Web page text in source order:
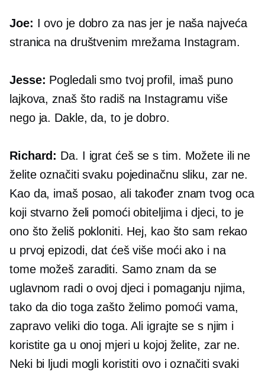
Joe: I ovo je dobro za nas jer je naša najveća
stranica na društvenim mrežama Instagram.
Jesse: Pogledali smo tvoj profil, imaš puno
lajkova, znaš što radiš na Instagramu više
nego ja. Dakle, da, to je dobro.
Richard: Da. I igrat ćeš se s tim. Možete ili ne
želite označiti svaku pojedinačnu sliku, zar ne.
Kao da, imaš posao, ali također znam tvog oca
koji stvarno želi pomoći obiteljima i djeci, to je
ono što želiš pokloniti. Hej, kao što sam rekao
u prvoj epizodi, dat ćeš više moći ako i na
tome možeš zaraditi. Samo znam da se
uglavnom radi o ovoj djeci i pomaganju njima,
tako da dio toga zašto želimo pomoći vama,
zapravo veliki dio toga. Ali igrajte se s njim i
koristite ga u onoj mjeri u kojoj želite, zar ne.
Neki bi ljudi mogli koristiti ovo i označiti svaki